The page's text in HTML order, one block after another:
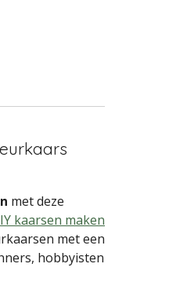
met deze
kaarsen maken
met een
hobbyisten